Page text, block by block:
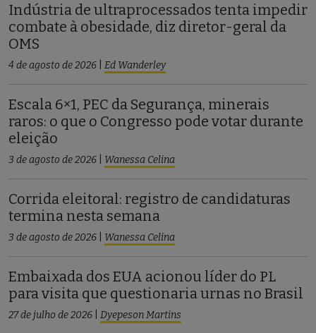
Indústria de ultraprocessados tenta impedir
combate à obesidade, diz diretor-geral da
OMS
4 de agosto de 2026 Ed Wanderley
Escala 6×1, PEC da Segurança, minerais
raros: o que o Congresso pode votar durante
eleição
3 de agosto de 2026 Wanessa Celina
Corrida eleitoral: registro de candidaturas
termina nesta semana
3 de agosto de 2026 Wanessa Celina
Embaixada dos EUA acionou líder do PL
para visita que questionaria urnas no Brasil
27 de julho de 2026 Dyepeson Martins